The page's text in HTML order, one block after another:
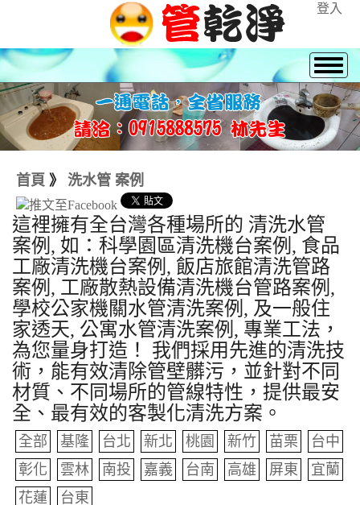
登入
首頁 》 洗水管 案例
這裡擁有全台灣各種場所的 清洗水管
案例, 如：科學園區清洗機台案例, 食品
工廠清洗機台案例, 飯店旅館清洗管路
案例, 工廠散熱設備清洗機台管路案例,
學校公家機關水管清洗案例, 及一般住
家透天, 公寓水管清洗案例, 專業工法，
為您量身打造！ 我們採用先進的清洗技
術，能有效清除管壁髒污，並針對不同
材質、不同場所的管線特性，提供最安
全、最有效的客製化清洗方案。
全部 基隆 台北 新北 桃園 新竹 苗栗
台中
彰化
雲林 南投 嘉義 台南 高雄 屏東
宜蘭
花蓮
台東